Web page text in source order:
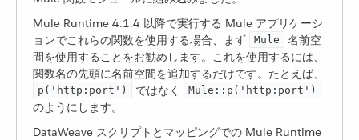
Mule Runtime 4.1.4 以降で実行する Mule アプリケーシ
ョンでこれらの関数を使用する場合、まず ​
Mule
​ 名前空
間を使用することをお勧めします。これを使用するには、
関数名の先頭に名前空間を追加するだけです。たとえば、​
p('http:port') ​ ではなく ​ Mule::p('http:port')
のようにします。
DataWeave スクリプトとマッピングでの Mule Runtime